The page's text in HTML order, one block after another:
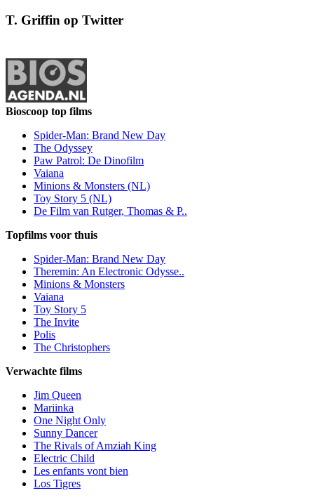
T. Griffin op Twitter
Bioscoop top films
Spider-Man: Brand New Day
The Odyssey
Paw Patrol: De Dinofilm
Vaiana
Minions & Monsters (NL)
Toy Story 5 (NL)
De Film van Rutger, Thomas & P..
Topfilms voor thuis
Spider-Man: Brand New Day
Theremin: An Electronic Odysse..
Minions & Monsters
Vaiana
Toy Story 5
The Invite
Polis
The Christophers
Verwachte films
Jim Queen
Mariinka
One Night Only
Sunny Dancer
The Rivals of Amziah King
Electric Child
Les enfants vont bien
Los Tigres